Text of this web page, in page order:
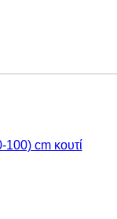
100) cm κουτί